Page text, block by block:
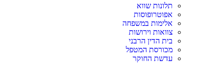
תלונות שווא
אפוטרופוסות
אלימות במשפחה
צוואות וירושות
בית הדין הרבני
מכורסת המטפל
עדשת החוקר